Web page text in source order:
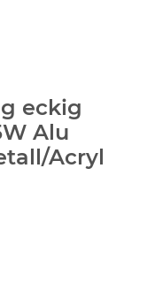
eckig
Alu
Acryl